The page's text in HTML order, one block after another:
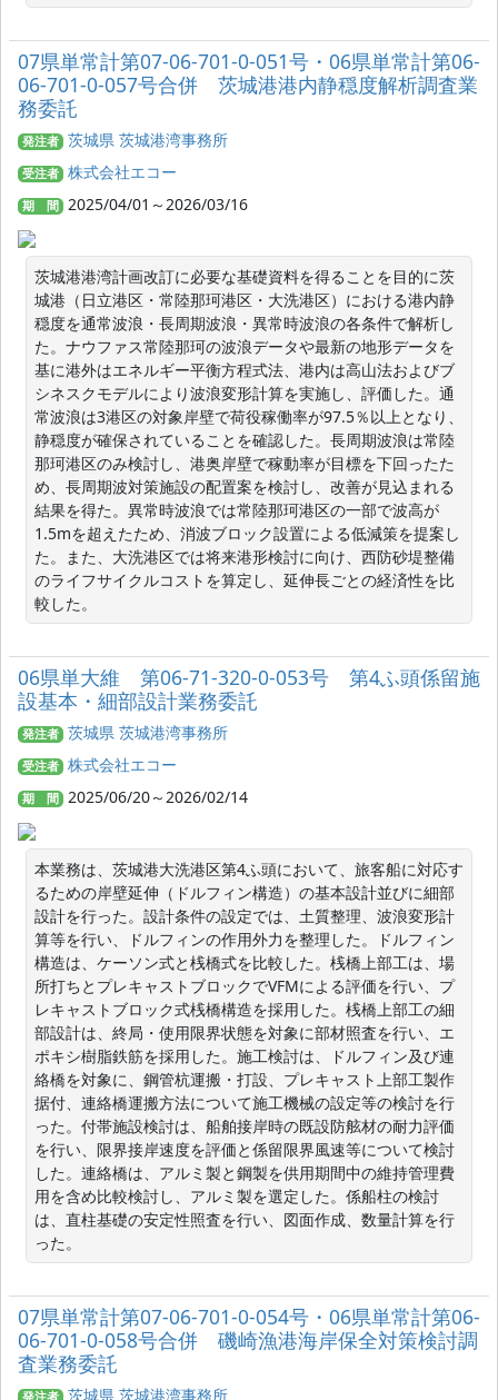
07県単常計第07-06-701-0-051号・06県単常計第06-
06-701-0-057号合併 茨城港港内静穏度解析調査業
務委託
発注者 茨城県 茨城港湾事務所
受注者 株式会社エコー
期 間 2025/04/01～2026/03/16
茨城港港湾計画改訂に必要な基礎資料を得ることを目的に茨
城港（日立港区・常陸那珂港区・大洗港区）における港内静
穏度を通常波浪・長周期波浪・異常時波浪の各条件で解析し
た。ナウファス常陸那珂の波浪データや最新の地形データを
基に港外はエネルギー平衡方程式法、港内は高山法およびブ
シネスクモデルにより波浪変形計算を実施し、評価した。通
常波浪は3港区の対象岸壁で荷役稼働率が97.5％以上となり、
静穏度が確保されていることを確認した。長周期波浪は常陸
那珂港区のみ検討し、港奥岸壁で稼動率が目標を下回ったた
め、長周期波対策施設の配置案を検討し、改善が見込まれる
結果を得た。異常時波浪では常陸那珂港区の一部で波高が
1.5mを超えたため、消波ブロック設置による低減策を提案し
た。また、大洗港区では将来港形検討に向け、西防砂堤整備
のライフサイクルコストを算定し、延伸長ごとの経済性を比
較した。
06県単大維 第06-71-320-0-053号 第4ふ頭係留施
設基本・細部設計業務委託
発注者 茨城県 茨城港湾事務所
受注者 株式会社エコー
期 間 2025/06/20～2026/02/14
本業務は、茨城港大洗港区第4ふ頭において、旅客船に対応す
るための岸壁延伸（ドルフィン構造）の基本設計並びに細部
設計を行った。設計条件の設定では、土質整理、波浪変形計
算等を行い、ドルフィンの作用外力を整理した。ドルフィン
構造は、ケーソン式と桟橋式を比較した。桟橋上部工は、場
所打ちとプレキャストブロックでVFMによる評価を行い、プ
レキャストブロック式桟橋構造を採用した。桟橋上部工の細
部設計は、終局・使用限界状態を対象に部材照査を行い、エ
ポキシ樹脂鉄筋を採用した。施工検討は、ドルフィン及び連
絡橋を対象に、鋼管杭運搬・打設、プレキャスト上部工製作
据付、連絡橋運搬方法について施工機械の設定等の検討を行
った。付帯施設検討は、船舶接岸時の既設防舷材の耐力評価
を行い、限界接岸速度を評価と係留限界風速等について検討
した。連絡橋は、アルミ製と鋼製を供用期間中の維持管理費
用を含め比較検討し、アルミ製を選定した。係船柱の検討
は、直柱基礎の安定性照査を行い、図面作成、数量計算を行
った。
07県単常計第07-06-701-0-054号・06県単常計第06-
06-701-0-058号合併 磯崎漁港海岸保全対策検討調
査業務委託
茨城県 茨城港湾事務所